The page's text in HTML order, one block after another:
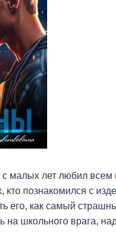
лет любил всем
познакомился с
его, как самый
школьного врага,